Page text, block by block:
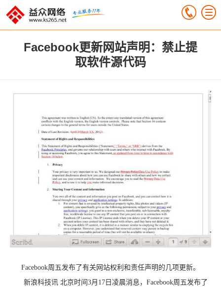
Facebook更新网站声明：禁止提
取软件源代码
Facebook周五发布了有关网站权利和责任声明的几项更新。
新浪科技讯 北京时间3月17日凌晨消息，Facebook周五发布了